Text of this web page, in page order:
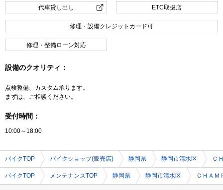
代車貸し出し ETC取扱店
修理・設備クレジットカード可
修理・整備ローン対応
設備のクオリティ：
点検整備、カスタム承ります。
まずは、ご相談ください。
受付時間：
10:00～18:00
バイクTOP バイクショップ(販売店) 静岡県 静岡市清水区 Ｃ
バイクTOP メンテナンスTOP 静岡県 静岡市清水区 ＣＨＡ